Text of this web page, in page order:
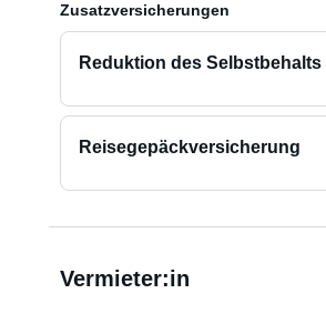
Zusatzversicherungen
Reduktion des Selbstbehalts
Reisegepäckversicherung
Vermieter:in